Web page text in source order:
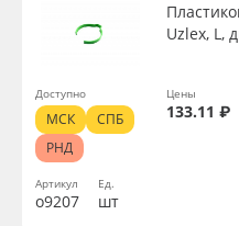
Артикул
о9207
Uzlex, L,
Ед.
шт
Цены
133.11 ₽
Доступно
МСК
СПБ
РНД